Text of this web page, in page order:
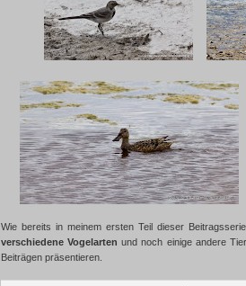
Wie bereits in meinem ersten Teil dieser
verschiedene Vogelarten und noch einige andere
Beiträgen präsentieren.